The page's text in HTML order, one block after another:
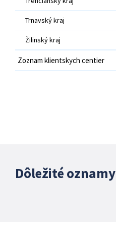
Trnavský kraj
Žilinský kraj
Zoznam klientskych centier
Dôležité oznamy